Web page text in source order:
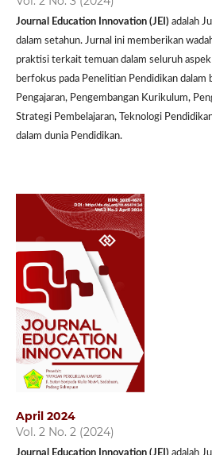
Journal Education Innovation (JEI) adalah
dalam setahun. Jurnal ini memberikan
praktisi terkait temuan dalam seluruh
berfokus pada Penelitian Pendidikan dalam
Pengajaran, Pengembangan Kurikulum,
Strategi Pembelajaran, Teknologi
dalam dunia Pendidikan.
April 2024
Vol. 2 No. 2 (2024)